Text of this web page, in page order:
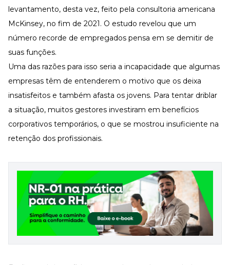
levantamento, desta vez, feito pela consultoria americana
McKinsey, no fim de 2021. O estudo revelou que um
número recorde de empregados pensa em se demitir de
suas funções.
Uma das razões para isso seria a incapacidade que algumas
empresas têm de entenderem o motivo que os deixa
insatisfeitos e também afasta os jovens. Para tentar driblar
a situação, muitos gestores investiram em benefícios
corporativos temporários, o que se mostrou insuficiente na
retenção dos profissionais.